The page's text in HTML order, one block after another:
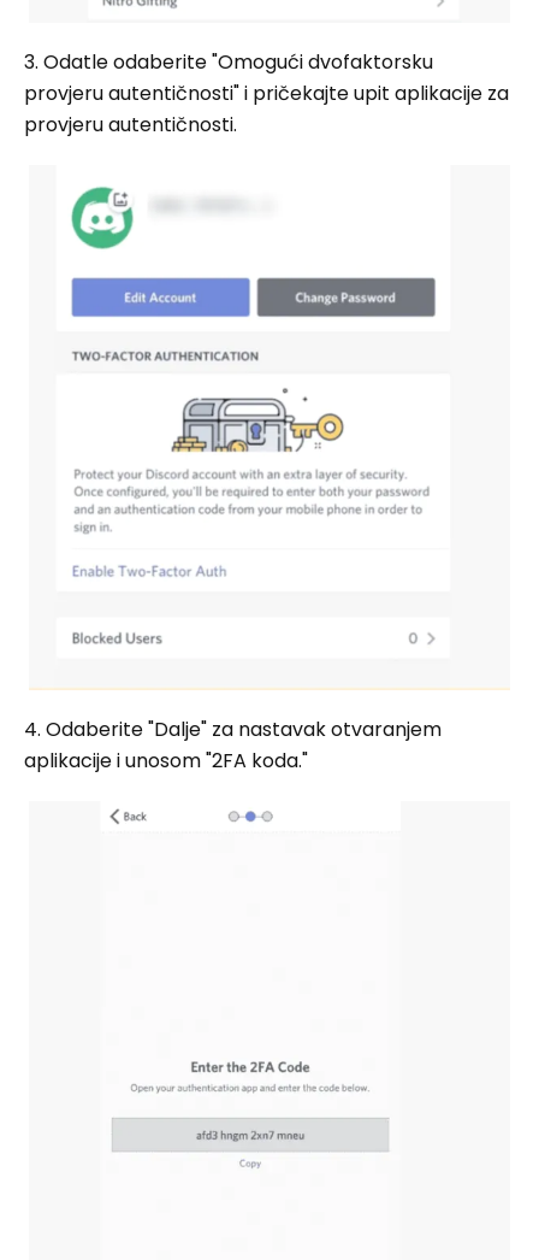
3. Odatle odaberite "Omogući dvofaktorsku
provjeru autentičnosti" i pričekajte upit aplikacije za
provjeru autentičnosti.
4. Odaberite "Dalje" za nastavak otvaranjem
aplikacije i unosom "2FA koda."